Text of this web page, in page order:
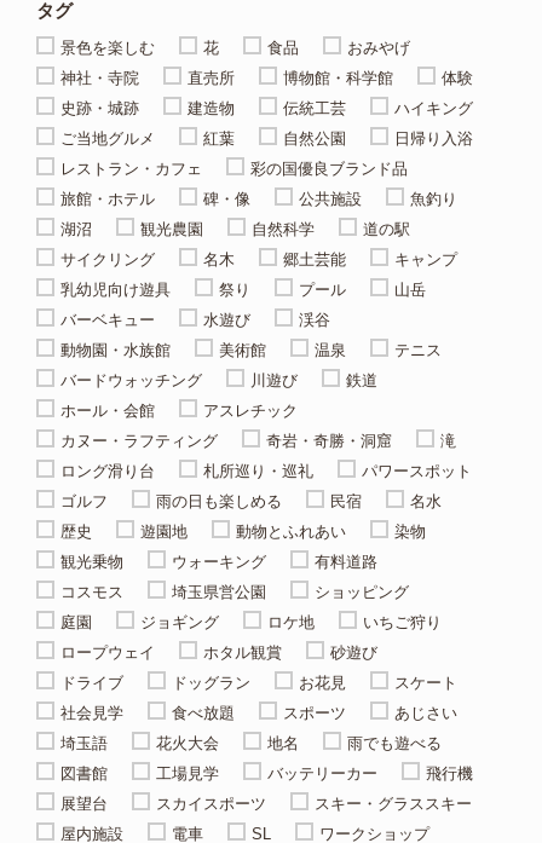
タグ
景色を楽しむ 花 食品
おみやげ
神社・寺院
直売所 博物館・科学館
体験
史跡・城跡
建造物 伝統工芸
ハイキング
ご当地グルメ
紅葉 自然公園
日帰り入浴
レストラン・カフェ
彩の国優良ブランド品
旅館・ホテル
碑・像 公共施設
魚釣り
湖沼
観光農園 自然科学
道の駅
サイクリング
名木 郷土芸能
キャンプ
乳幼児向け遊具
祭り プール
山岳
バーベキュー
水遊び
渓谷
動物園・水族館
美術館 温泉
テニス
バードウォッチング
川遊び
鉄道
ホール・会館
アスレチック
カヌー・ラフティング
奇岩・奇勝・洞窟
滝
ロング滑り台
札所巡り・巡礼
パワースポット
ゴルフ
雨の日も楽しめる 民宿
名水
歴史
遊園地 動物とふれあい
染物
観光乗物
ウォーキング
有料道路
コスモス
埼玉県営公園
ショッピング
庭園
ジョギング ロケ地
いちご狩り
ロープウェイ
ホタル観賞
砂遊び
ドライブ
ドッグラン お花見
スケート
社会見学
食べ放題 スポーツ
あじさい
埼玉語
花火大会 地名
雨でも遊べる
図書館
工場見学 バッテリーカー
飛行機
展望台
スカイスポーツ
スキー・グラススキー
屋内施設
電車 SL
ワークショップ